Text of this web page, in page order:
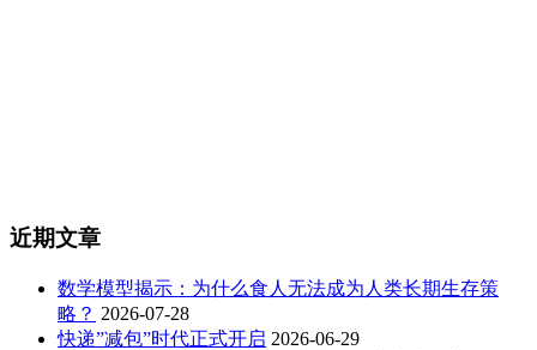
近期文章
数学模型揭示：为什么食人无法成为人类长期生存策
略？ 2026-07-28
快递”减包”时代正式开启 2026-06-29